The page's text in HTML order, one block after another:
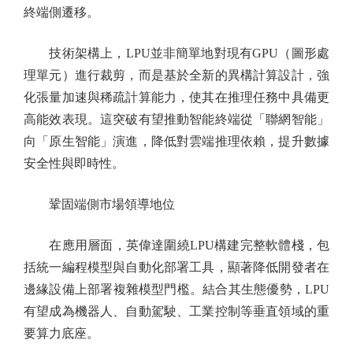
終端側遷移。
技術架構上，LPU並非簡單地對現有GPU（圖形處
理單元）進行裁剪，而是基於全新的異構計算設計，強
化張量加速與稀疏計算能力，使其在推理任務中具備更
高能效表現。這突破有望推動智能終端從「聯網智能」
向「原生智能」演進，降低對雲端推理依賴，提升數據
安全性與即時性。
鞏固端側市場領導地位
在應用層面，英偉達圍繞LPU構建完整軟體棧，包
括統一編程模型與自動化部署工具，顯著降低開發者在
邊緣設備上部署複雜模型門檻。結合其生態優勢，LPU
有望成為機器人、自動駕駛、工業控制等垂直領域的重
要算力底座。